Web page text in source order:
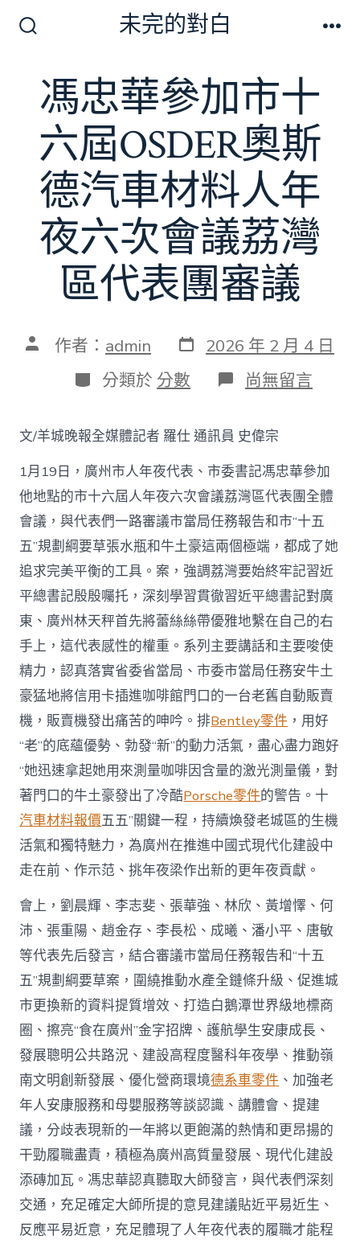
切
開
未完的對白
馮忠華參加市十
六屆OSDER奧斯
德汽車材料人年
夜六次會議荔灣
區代表團審議
文 作者： admin 發
表
日
期
2026 年 2 月 4 日
分
類
分類於 分數 在
〈馮
華
參
加
市
十
六
屆
OSDER
奧
斯
德
汽
車
材
料
人
年
夜
六
次
會
議
荔
灣
區
代
表
團
審
議〉
中
尚無留言
文/羊城晚報全媒體記者 羅仕 通訊員 史偉宗
1月19日，廣州市人年夜代表、市委書記馮忠華參加
他地點的市十六屆人年夜六次會議荔灣區代表團全體
會議，與代表們一路審議市當局任務報告和市“十五
五”規劃綱要草張水瓶和牛土豪這兩個極端，都成了她
追求完美平衡的工具。案，強調荔灣要始終牢記習近
平總書記殷殷囑托，深刻學習貫徹習近平總書記對廣
東、廣州林天秤首先將蕾絲絲帶優雅地繫在自己的右
手上，這代表感性的權重。系列主要講話和主要唆使
精力，認真落實省委省當局、市委市當局任務安牛土
豪猛地將信用卡插進咖啡館門口的一台老舊自動販賣
機，販賣機發出痛苦的呻吟。排Bentley零件 ，用好
“老”的底蘊優勢、勃發“新”的動力活氣，盡心盡力跑好
“她迅速拿起她用來測量咖啡因含量的激光測量儀，對
著門口的牛土豪發出了冷酷Porsche零件的警告。十
汽車材料報價五五”關鍵一程，持續煥發老城區的生機
活氣和獨特魅力，為廣州在推進中國式現代化建設中
走在前、作示范、挑年夜梁作出新的更年夜貢獻。
會上，劉晨輝、李志斐、張華強、林欣、黃增懌、何
沛、張重陽、趙金存、李長松、成曦、潘小平、唐敏
等代表先后發言，結合審議市當局任務報告和“十五
五”規劃綱要草案，圍繞推動水產全鏈條升級、促進城
市更換新的資料提質增效、打造白鵝潭世界級地標商
圈、擦亮“食在廣州”金字招牌、護航學生安康成長、
發展聰明公共路況、建設高程度醫科年夜學、推動嶺
南文明創新發展、優化營商環境德系車零件 、加強老
年人安康服務和母嬰服務等談認識、講體會、提建
議，分歧表現新的一年將以更飽滿的熱情和更昂揚的
干勁履職盡責，積極為廣州高質量發展、現代化建設
添磚加瓦。馮忠華認真聽取大師發言，與代表們深刻
交通，充足確定大師所提的意見建議貼近平易近生、
反應平易近意，充足體現了人年夜代表的履職才能程